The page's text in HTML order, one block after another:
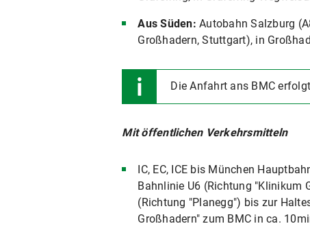
Aus Süden: Autobahn Salzburg
Großhadern, Stuttgart), in
Die Anfahrt ans BMC
Mit öffentlichen Verkehrsmitteln
IC, EC, ICE bis München
Bahnlinie U6 (Richtung "Klinikum
(Richtung "Planegg") bis zur
Großhadern" zum BMC in ca.